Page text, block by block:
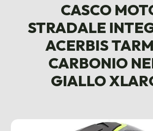
CASCO
STRADALE
ACERBIS
CARBONIO
GIALLO